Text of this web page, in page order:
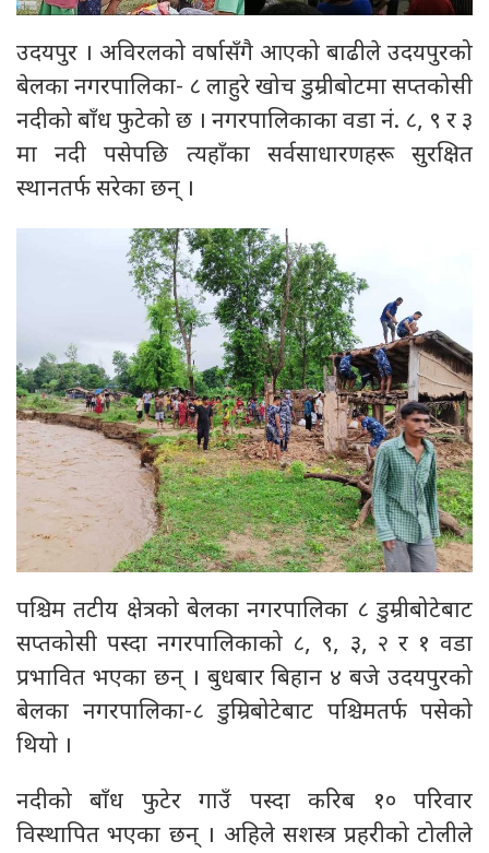
उदयपुर । अविरलको वर्षासँगै आएको बाढीले उदयपुरको
बेलका नगरपालिका- ८ लाहुरे खोच डुम्रीबोटमा सप्तकोसी
नदीको बाँध फुटेको छ । नगरपालिकाका वडा नं. ८, ९ र ३
मा नदी पसेपछि त्यहाँका सर्वसाधारणहरू सुरक्षित
स्थानतर्फ सरेका छन् ।
पश्चिम तटीय क्षेत्रको बेलका नगरपालिका ८ डुम्रीबोटेबाट
सप्तकोसी पस्दा नगरपालिकाको ८, ९, ३, २ र १ वडा
प्रभावित भएका छन् । बुधबार बिहान ४ बजे उदयपुरको
बेलका नगरपालिका-८ डुम्रिबोटेबाट पश्चिमतर्फ पसेको
थियो ।
नदीको बाँध फुटेर गाउँ पस्दा करिब १० परिवार
विस्थापित भएका छन् । अहिले सशस्त्र प्रहरीको टोलीले